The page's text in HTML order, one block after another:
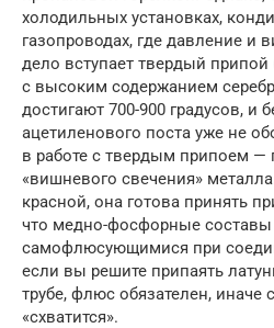
холодильных установках,
газопроводах, где давление и
дело вступает твердый
с высоким содержанием
достигают 700-900 градусов, и
ацетиленового поста уже не
в работе с твердым припоем
«вишневого свечения»
красной, она готова принять
что медно-фосфорные составы
самофлюсующимися при
если вы решите припаять
трубе, флюс обязателен, иначе
«схватится».